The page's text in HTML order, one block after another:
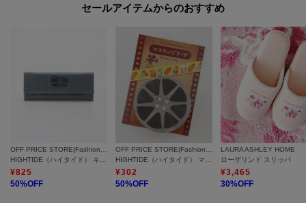
セールアイテムからのおすすめ
¥825
50%OFF
¥302
50%OFF
LAURA ASHLEY HOME
ローザリンド スリッパ
¥3,465
30%OFF